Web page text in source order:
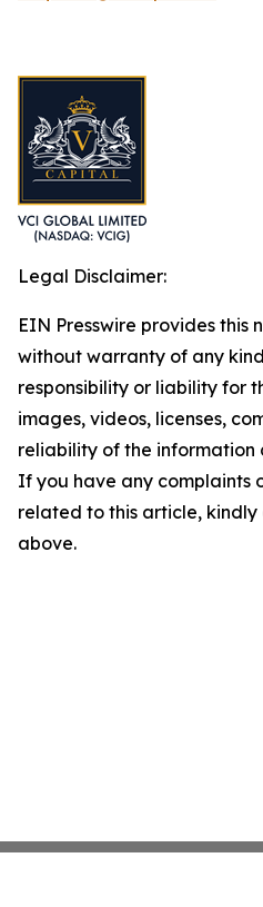
Legal Disclaimer:
EIN Presswire provides this
without warranty of any
responsibility or liability for
images, videos, licenses,
reliability of the information
If you have any complaints
related to this article,
above.